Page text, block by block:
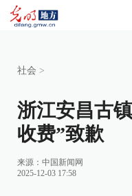
社会 >
浙江安昌古
收费”致歉
来源： 中国新闻网
2025-12-03 17:58